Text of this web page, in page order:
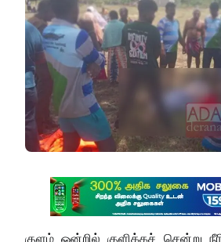
குளம் ஒன்றில் குளிக்கச் சென்று